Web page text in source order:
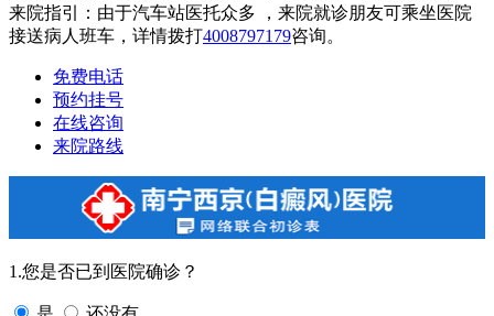
来院指引：由于汽车站医托众多 ，来院就诊朋友可乘坐医院
接送病人班车，详情拨打4008797179咨询。
免费电话
预约挂号
在线咨询
来院路线
1.您是否已到医院确诊？